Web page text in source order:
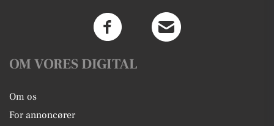
OM VORES DIGITAL
Om os
For annoncører